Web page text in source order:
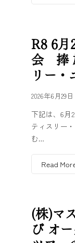
R8 6月
会 捧
リー・
2026年6月29日
下記は、6月
ティスリー
む...
Read
(株)マ
び オ